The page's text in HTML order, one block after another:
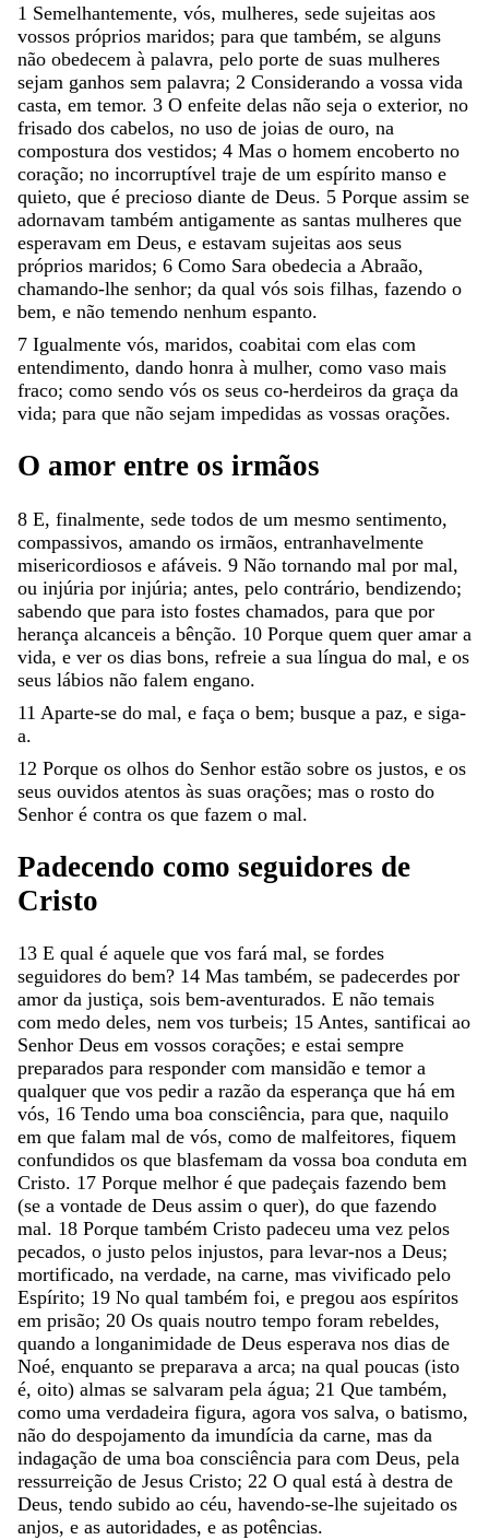
1 Semelhantemente, vós, mulheres, sede sujeitas aos
vossos próprios maridos; para que também, se alguns
não obedecem à palavra, pelo porte de suas mulheres
sejam ganhos sem palavra; 2 Considerando a vossa vida
casta, em temor. 3 O enfeite delas não seja o exterior, no
frisado dos cabelos, no uso de joias de ouro, na
compostura dos vestidos; 4 Mas o homem encoberto no
coração; no incorruptível traje de um espírito manso e
quieto, que é precioso diante de Deus. 5 Porque assim se
adornavam também antigamente as santas mulheres que
esperavam em Deus, e estavam sujeitas aos seus
próprios maridos; 6 Como Sara obedecia a Abraão,
chamando-lhe senhor; da qual vós sois filhas, fazendo o
bem, e não temendo nenhum espanto.
7 Igualmente vós, maridos, coabitai com elas com
entendimento, dando honra à mulher, como vaso mais
fraco; como sendo vós os seus co-herdeiros da graça da
vida; para que não sejam impedidas as vossas orações.
O amor entre os irmãos
8 E, finalmente, sede todos de um mesmo sentimento,
compassivos, amando os irmãos, entranhavelmente
misericordiosos e afáveis. 9 Não tornando mal por mal,
ou injúria por injúria; antes, pelo contrário, bendizendo;
sabendo que para isto fostes chamados, para que por
herança alcanceis a bênção. 10 Porque quem quer amar a
vida, e ver os dias bons, refreie a sua língua do mal, e os
seus lábios não falem engano.
11 Aparte-se do mal, e faça o bem; busque a paz, e siga-
a.
12 Porque os olhos do Senhor estão sobre os justos, e os
seus ouvidos atentos às suas orações; mas o rosto do
Senhor é contra os que fazem o mal.
Padecendo como seguidores de
Cristo
13 E qual é aquele que vos fará mal, se fordes
seguidores do bem? 14 Mas também, se padecerdes por
amor da justiça, sois bem-aventurados. E não temais
com medo deles, nem vos turbeis; 15 Antes, santificai ao
Senhor Deus em vossos corações; e estai sempre
preparados para responder com mansidão e temor a
qualquer que vos pedir a razão da esperança que há em
vós, 16 Tendo uma boa consciência, para que, naquilo
em que falam mal de vós, como de malfeitores, fiquem
confundidos os que blasfemam da vossa boa conduta em
Cristo. 17 Porque melhor é que padeçais fazendo bem
(se a vontade de Deus assim o quer), do que fazendo
mal. 18 Porque também Cristo padeceu uma vez pelos
pecados, o justo pelos injustos, para levar-nos a Deus;
mortificado, na verdade, na carne, mas vivificado pelo
Espírito; 19 No qual também foi, e pregou aos espíritos
em prisão; 20 Os quais noutro tempo foram rebeldes,
quando a longanimidade de Deus esperava nos dias de
Noé, enquanto se preparava a arca; na qual poucas (isto
é, oito) almas se salvaram pela água; 21 Que também,
como uma verdadeira figura, agora vos salva, o batismo,
não do despojamento da imundícia da carne, mas da
indagação de uma boa consciência para com Deus, pela
ressurreição de Jesus Cristo; 22 O qual está à destra de
Deus, tendo subido ao céu, havendo-se-lhe sujeitado os
anjos, e as autoridades, e as potências.